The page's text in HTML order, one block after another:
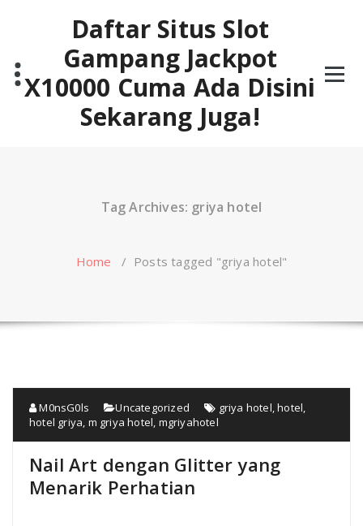
Daftar Situs Slot
Gampang Jackpot
X10000 Cuma Ada Disini
Sekarang Juga!
Tag Archives: griya hotel
Home / Posts tagged "griya hotel"
M0nsG0ls Uncategorized griya hotel ,hotel
hotel griya m griya hotel mgriyahotel
Nail Art dengan Glitter yang
Menarik Perhatian